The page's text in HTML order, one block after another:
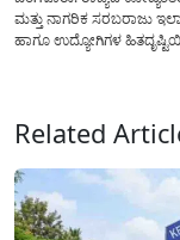
ಮತ್ತು ನಾಗರಿಕ ಸರಬರಾಜು
ಹಾಗೂ ಉದ್ಯೋಗಿಗಳ
Related